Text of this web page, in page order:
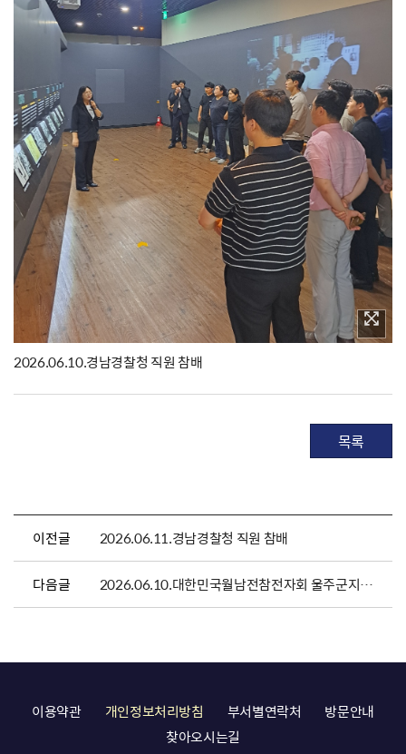
2026.06.10.경남경찰청 직원 참배
목록
이전글 2026.06.11.경남경찰청 직원 참배
다음글 2026.06.10.대한민국월남전참전자회 울주군지회 참배
이용약관 개인정보처리방침 부서별연락처
방문안내
찾아오시는길